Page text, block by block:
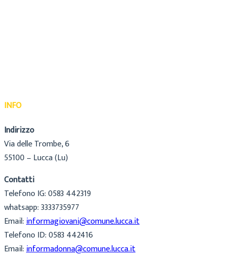
INFO
Indirizzo
Via delle Trombe, 6
55100 – Lucca (Lu)
Contatti
Telefono IG: 0583 442319
whatsapp: 3333735977
Email:informagiovani@comune.lucca.it
Telefono ID: 0583 442416
Email:informadonna@comune.lucca.it